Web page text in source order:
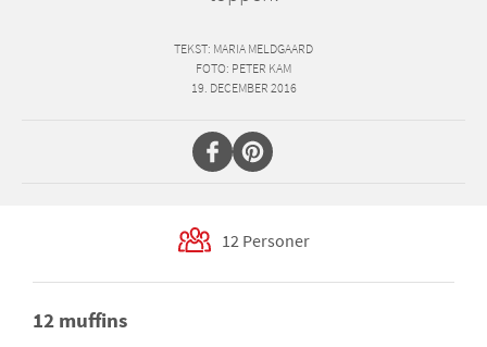
TEKST: MARIA MELDGAARD
FOTO: PETER KAM
19. DECEMBER 2016
12 Personer
12 muffins